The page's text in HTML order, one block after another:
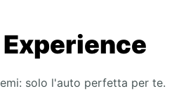
solo l'auto perfetta per te.